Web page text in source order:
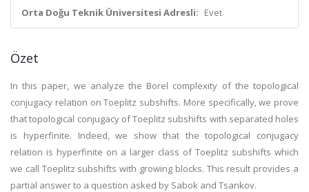
Orta Doğu Teknik Üniversitesi Adresli: Evet
Özet
In this paper, we analyze the Borel complexity of the topological
conjugacy relation on Toeplitz subshifts. More specifically, we prove
that topological conjugacy of Toeplitz subshifts with separated holes
is hyperfinite. Indeed, we show that the topological conjugacy
relation is hyperfinite on a larger class of Toeplitz subshifts which
we call Toeplitz subshifts with growing blocks. This result provides a
partial answer to a question asked by Sabok and Tsankov.